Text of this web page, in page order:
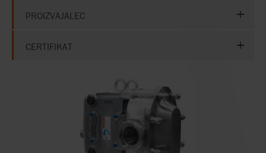
PROIZVAJALEC
CERTIFIKAT